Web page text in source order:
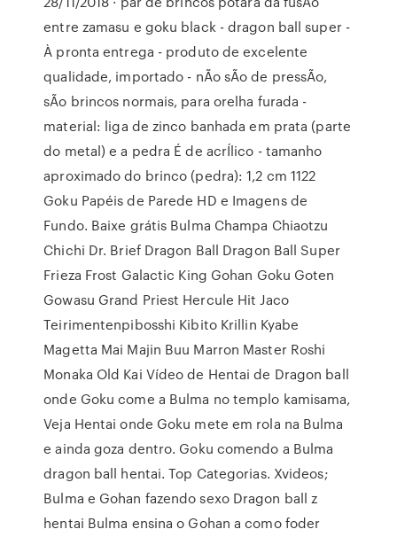
entre zamasu e goku black - dragon ball super -
À pronta entrega - produto de excelente
qualidade, importado - nÃo sÃo de pressÃo,
sÃo brincos normais, para orelha furada -
material: liga de zinco banhada em prata (parte
do metal) e a pedra É de acrÍlico - tamanho
aproximado do brinco (pedra): 1,2 cm 1122
Goku Papéis de Parede HD e Imagens de
Fundo. Baixe grátis Bulma Champa Chiaotzu
Chichi Dr. Brief Dragon Ball Dragon Ball Super
Frieza Frost Galactic King Gohan Goku Goten
Gowasu Grand Priest Hercule Hit Jaco
Teirimentenpibosshi Kibito Krillin Kyabe
Magetta Mai Majin Buu Marron Master Roshi
Monaka Old Kai Vídeo de Hentai de Dragon ball
onde Goku come a Bulma no templo kamisama,
Veja Hentai onde Goku mete em rola na Bulma
e ainda goza dentro. Goku comendo a Bulma
dragon ball hentai. Top Categorias. Xvideos;
Bulma e Gohan fazendo sexo Dragon ball z
hentai Bulma ensina o Gohan a como foder